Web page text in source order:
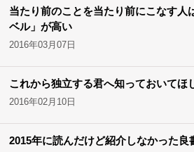
当たり前のことを当たり前にこなす人
ベル」が高い
2016年03月07日
これから独立する君へ知っておいてほ
2016年02月10日
2015年に読んだけど紹介しなかった良